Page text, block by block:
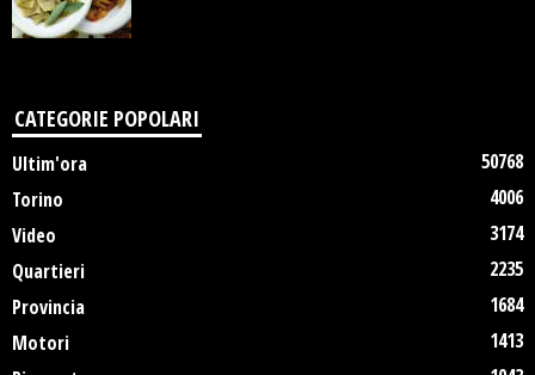
CATEGORIE POPOLARI
Ultim'ora
50768
Torino
4006
Video
3174
Quartieri
2235
Provincia
1684
Motori
1413